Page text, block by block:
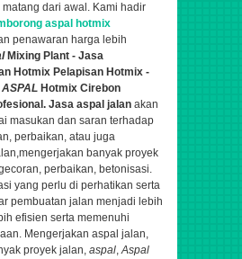
dari awal. Kami hadir
aspal hotmix
penawaran harga lebih
Mixing Plant - Jasa
Hotmix Pelapisan Hotmix -
ASPAL Hotmix Cirebon
Jasa aspal jalan akan
masukan dan saran terhadap
perbaikan, atau juga
mengerjakan banyak proyek
perbaikan, betonisasi.
yang perlu di perhatikan serta
pembuatan jalan menjadi lebih
efisien serta memenuhi
Mengerjakan aspal jalan,
proyek jalan, aspal,Aspal